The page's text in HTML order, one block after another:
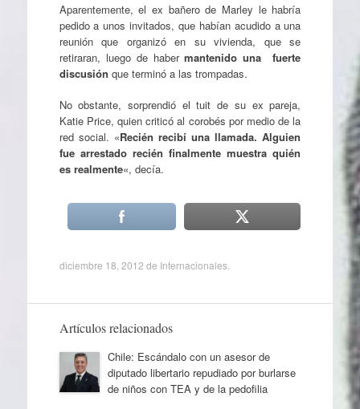
Aparentemente, el ex bañero de Marley le habría
pedido a unos invitados, que habían acudido a una
reunión que organizó en su vivienda, que se
retiraran, luego de habermantenido una fuerte
discusión que terminó a las trompadas.
No obstante, sorprendió el tuit de su ex pareja,
Katie Price, quien criticó al corobés por medio de la
red social. «Recién recibí una llamada. Alguien
fue arrestado recién finalmente muestra quién
es realmente«, decía.
diciembre 18, 2012 de Internacionales.
Artículos relacionados
Chile: Escándalo con un asesor de
diputado libertario repudiado por burlarse
de niños con TEA y de la pedofilia